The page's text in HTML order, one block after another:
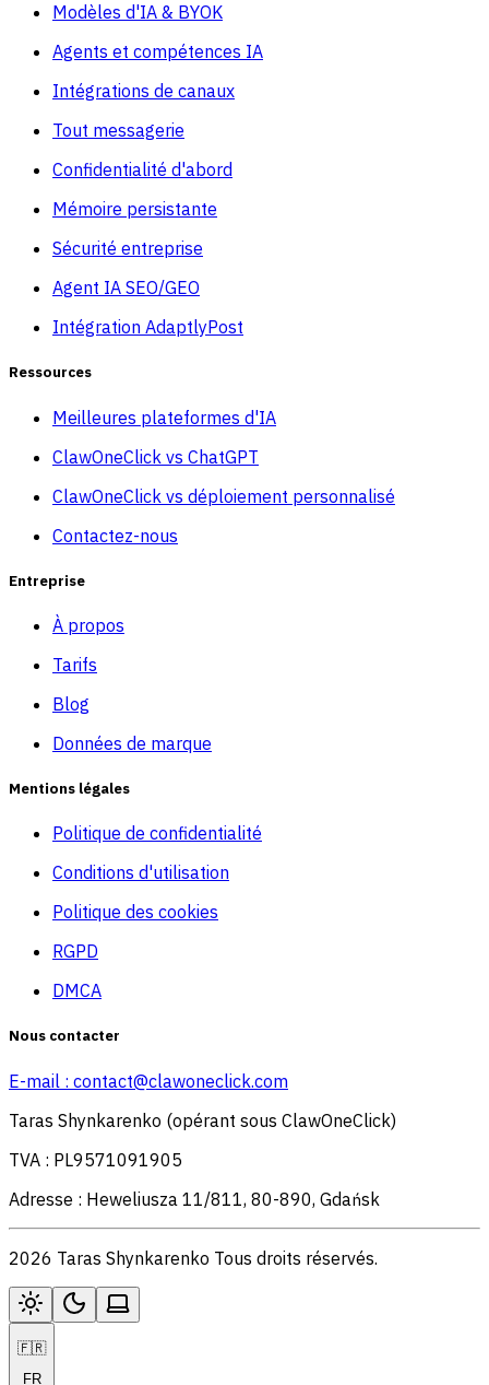
Modèles d'IA & BYOK
Agents et compétences IA
Intégrations de canaux
Tout messagerie
Confidentialité d'abord
Mémoire persistante
Sécurité entreprise
Agent IA SEO/GEO
Intégration AdaptlyPost
Ressources
Meilleures plateformes d'IA
ClawOneClick vs ChatGPT
ClawOneClick vs déploiement personnalisé
Contactez-nous
Entreprise
À propos
Tarifs
Blog
Données de marque
Mentions légales
Politique de confidentialité
Conditions d'utilisation
Politique des cookies
RGPD
DMCA
Nous contacter
E-mail : contact@clawoneclick.com
Taras Shynkarenko (opérant sous ClawOneClick)
TVA : PL9571091905
Adresse : Heweliusza 11/811, 80-890, Gdańsk
2026 Taras Shynkarenko Tous droits réservés.
🇫🇷
FR